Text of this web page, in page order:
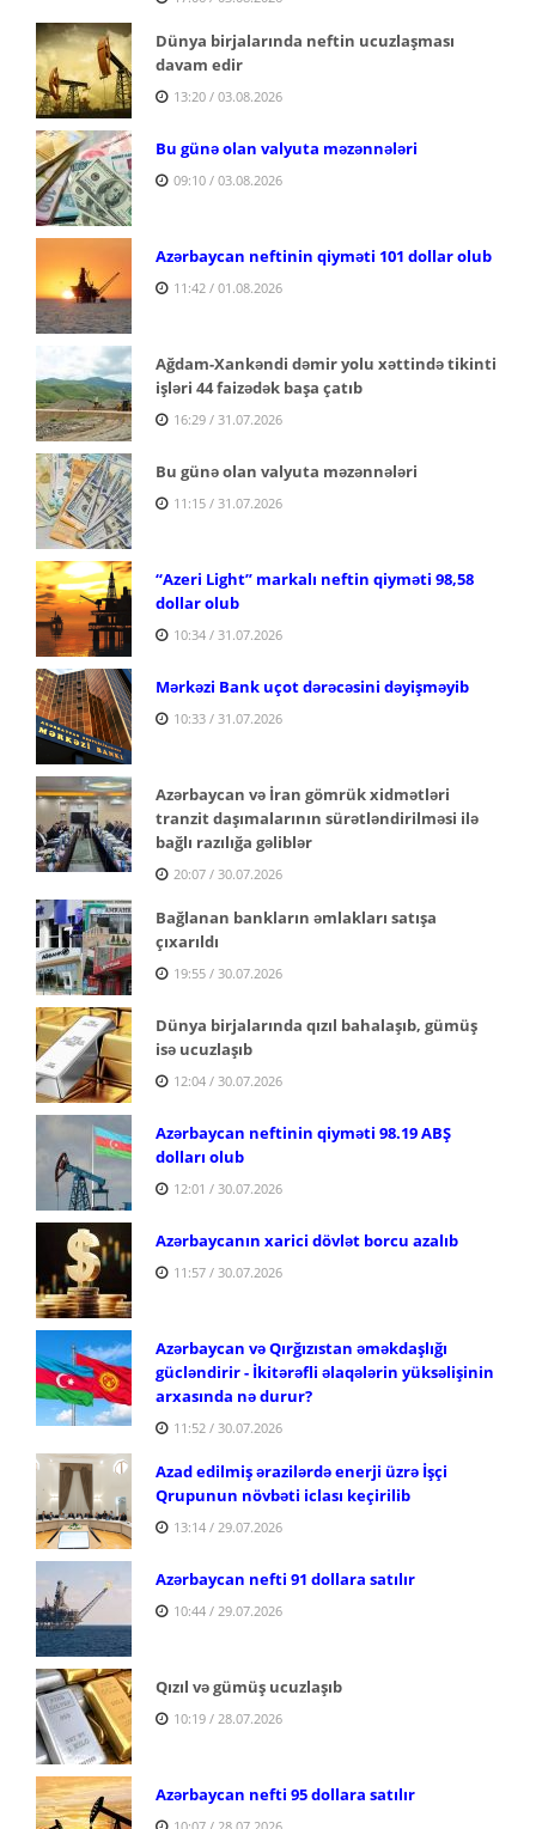
Dünya birjalarında neftin ucuzlaşması
davam edir
13:20 / 03.08.2026
Bu günə olan valyuta məzənnələri
09:10 / 03.08.2026
Azərbaycan neftinin qiyməti 101 dollar olub
11:42 / 01.08.2026
Ağdam-Xankəndi dəmir yolu xəttində tikinti
işləri 44 faizədək başa çatıb
16:29 / 31.07.2026
Bu günə olan valyuta məzənnələri
11:15 / 31.07.2026
“Azeri Light” markalı neftin qiyməti 98,58
dollar olub
10:34 / 31.07.2026
Mərkəzi Bank uçot dərəcəsini dəyişməyib
10:33 / 31.07.2026
Azərbaycan və İran gömrük xidmətləri
tranzit daşımalarının sürətləndirilməsi ilə
bağlı razılığa gəliblər
20:07 / 30.07.2026
Bağlanan bankların əmlakları satışa
çıxarıldı
19:55 / 30.07.2026
Dünya birjalarında qızıl bahalaşıb, gümüş
isə ucuzlaşıb
12:04 / 30.07.2026
Azərbaycan neftinin qiyməti 98.19 ABŞ
dolları olub
12:01 / 30.07.2026
Azərbaycanın xarici dövlət borcu azalıb
11:57 / 30.07.2026
Azərbaycan və Qırğızıstan əməkdaşlığı
gücləndirir - İkitərəfli əlaqələrin yüksəlişinin
arxasında nə durur?
11:52 / 30.07.2026
Azad edilmiş ərazilərdə enerji üzrə İşçi
Qrupunun növbəti iclası keçirilib
13:14 / 29.07.2026
Azərbaycan nefti 91 dollara satılır
10:44 / 29.07.2026
Qızıl və gümüş ucuzlaşıb
10:19 / 28.07.2026
Azərbaycan nefti 95 dollara satılır